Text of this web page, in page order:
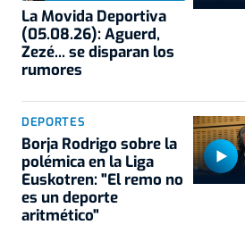
La Movida Deportiva
(05.08.26): Aguerd,
Zezé... se disparan los
rumores
DEPORTES
Borja Rodrigo sobre la
polémica en la Liga
Euskotren: "El remo no
es un deporte
aritmético"